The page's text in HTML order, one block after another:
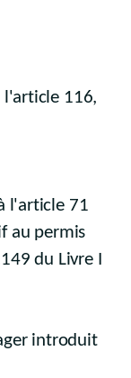
l'article 116,
l'article 71
au permis
du Livre I
introduit